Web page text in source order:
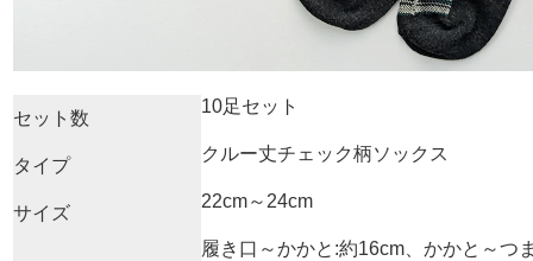
セット数
10足セット
タイプ
クルー丈チェック柄ソックス
サイズ
22cm～24cm
履き口～かかと:約16cm、かかと～つ